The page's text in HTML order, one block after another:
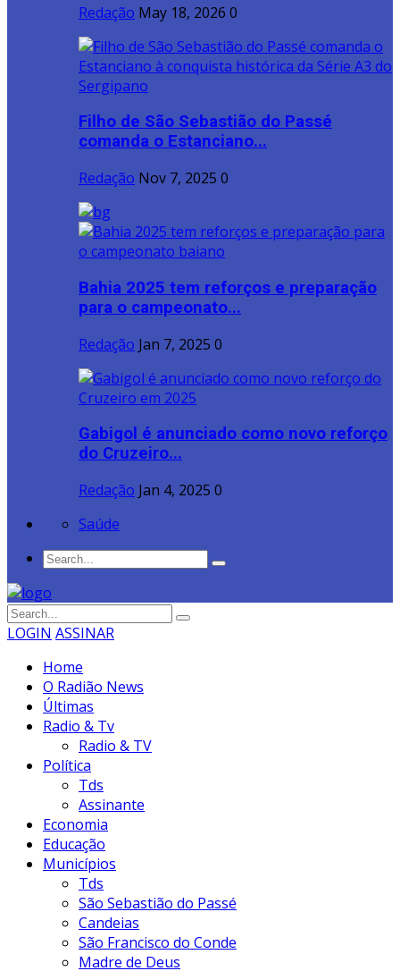
Redação May 18, 2026 0
Filho de São Sebastião do Passé
comanda o Estanciano...
Redação Nov 7, 2025 0
Bahia 2025 tem reforços e preparação
para o campeonato...
Redação Jan 7, 2025 0
Gabigol é anunciado como novo reforço
do Cruzeiro...
Redação Jan 4, 2025 0
Saúde
LOGIN ASSINAR
Home
O Radião News
Últimas
Radio & Tv
Radio & TV
Política
Tds
Assinante
Economia
Educação
Municípios
Tds
São Sebastião do Passé
Candeias
São Francisco do Conde
Madre de Deus